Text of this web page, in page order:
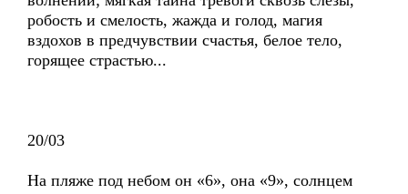
робость и смелость, жажда и голод, магия
вздохов в предчувствии счастья, белое тело,
горящее страстью...
20/03
На пляже под небом он «6», она «9», солнцем